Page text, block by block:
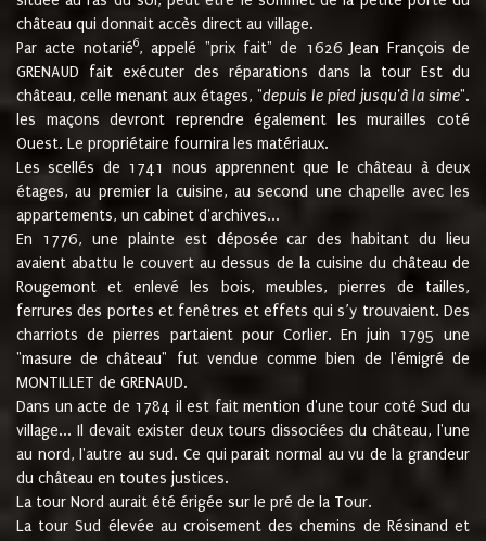
château qui donnait accès direct au village.
Par acte notarié6, appelé "prix fait" de 1626 Jean François de
GRENAUD fait exécuter des réparations dans la tour Est du
château, celle menant aux étages, "depuis le pied jusqu'à la sime".
les maçons devront reprendre également les murailles coté
Ouest. Le propriétaire fournira les matériaux.
Les scellés de 1741 nous apprennent que le château à deux
étages, au premier la cuisine, au second une chapelle avec les
appartements, un cabinet d'archives...
En 1776, une plainte est déposée car des habitant du lieu
avaient abattu le couvert au dessus de la cuisine du château de
Rougemont et enlevé les bois, meubles, pierres de tailles,
ferrures des portes et fenêtres et effets qui s’y trouvaient. Des
charriots de pierres partaient pour Corlier. En juin 1795 une
"masure de château" fut vendue comme bien de l'émigré de
MONTILLET de GRENAUD.
Dans un acte de 1784 il est fait mention d'une tour coté Sud du
village... Il devait exister deux tours dissociées du château, l'une
au nord, l'autre au sud. Ce qui parait normal au vu de la grandeur
du château en toutes justices.
La tour Nord aurait été érigée sur le pré de la Tour.
La tour Sud élevée au croisement des chemins de Résinand et